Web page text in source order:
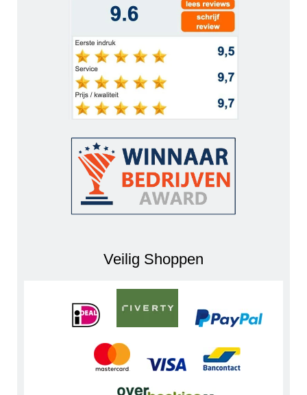
Veilig Shoppen